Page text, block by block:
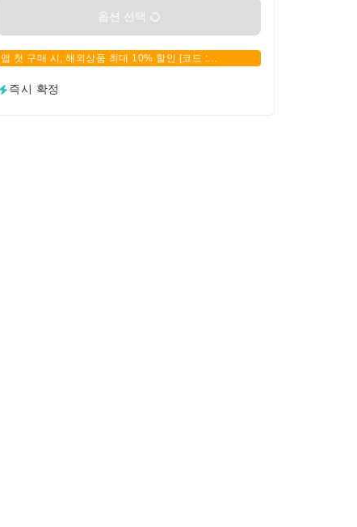
옵션 선택
앱 첫 구매 시, 해외상품 최대 10% 할인 [코드 :
즉시 확정